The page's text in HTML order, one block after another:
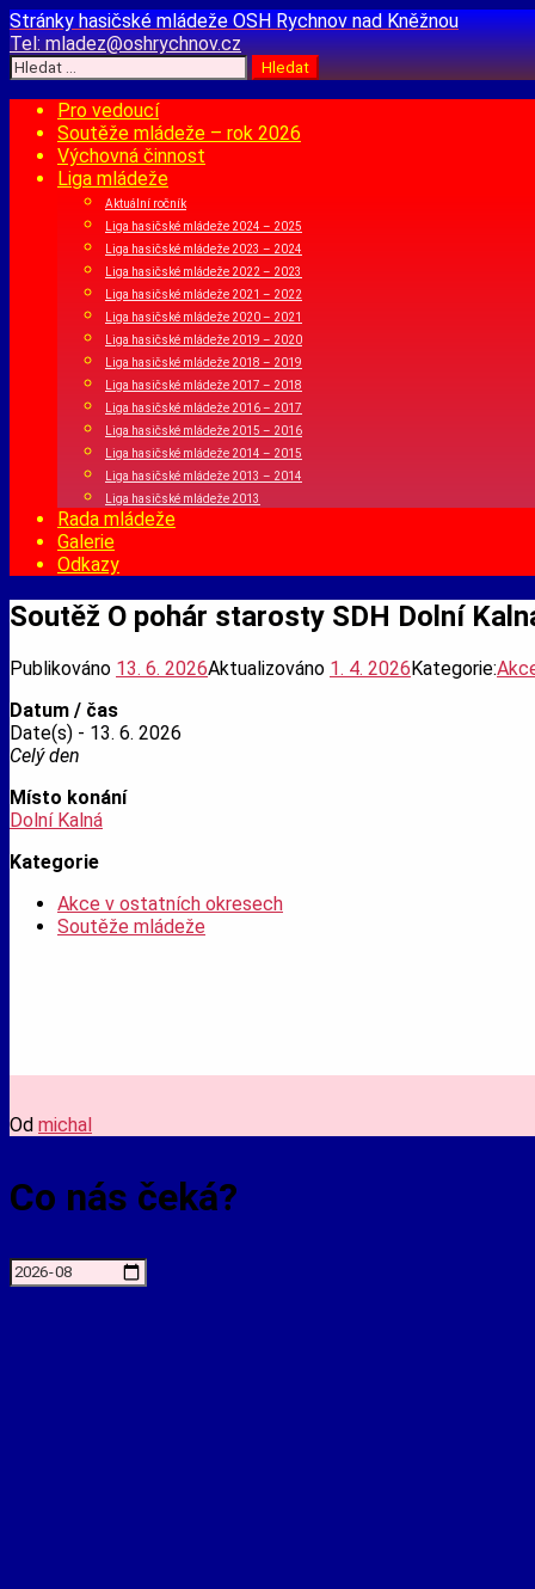
Přejít
k
obsahu
webu
Stránky hasičské mládežeOSH Rychnov nad Kněžnou
Tel:mladez@oshrychnov.cz
Vyhledávání
Pro vedoucí
Soutěže mládeže – rok 2026
Výchovná činnost
Liga mládeže
Aktuální ročník
Liga hasičské mládeže 2024 – 2025
Liga hasičské mládeže 2023 – 2024
Liga hasičské mládeže 2022 – 2023
Liga hasičské mládeže 2021 – 2022
Liga hasičské mládeže 2020 – 2021
Liga hasičské mládeže 2019 – 2020
Liga hasičské mládeže 2018 – 2019
Liga hasičské mládeže 2017 – 2018
Liga hasičské mládeže 2016 – 2017
Liga hasičské mládeže 2015 – 2016
Liga hasičské mládeže 2014 – 2015
Liga hasičské mládeže 2013 – 2014
Liga hasičské mládeže 2013
Rada mládeže
Galerie
Odkazy
Soutěž O pohár starosty SDH Dolní
Publikováno 13. 6. 2026Aktualizováno 1. 4. 2026Kategorie:
Datum / čas
Date(s) - 13. 6. 2026
Celý den
Místo konání
Dolní Kalná
Kategorie
Akce v ostatních okresech
Soutěže mládeže
Od michal
Co nás čeká?